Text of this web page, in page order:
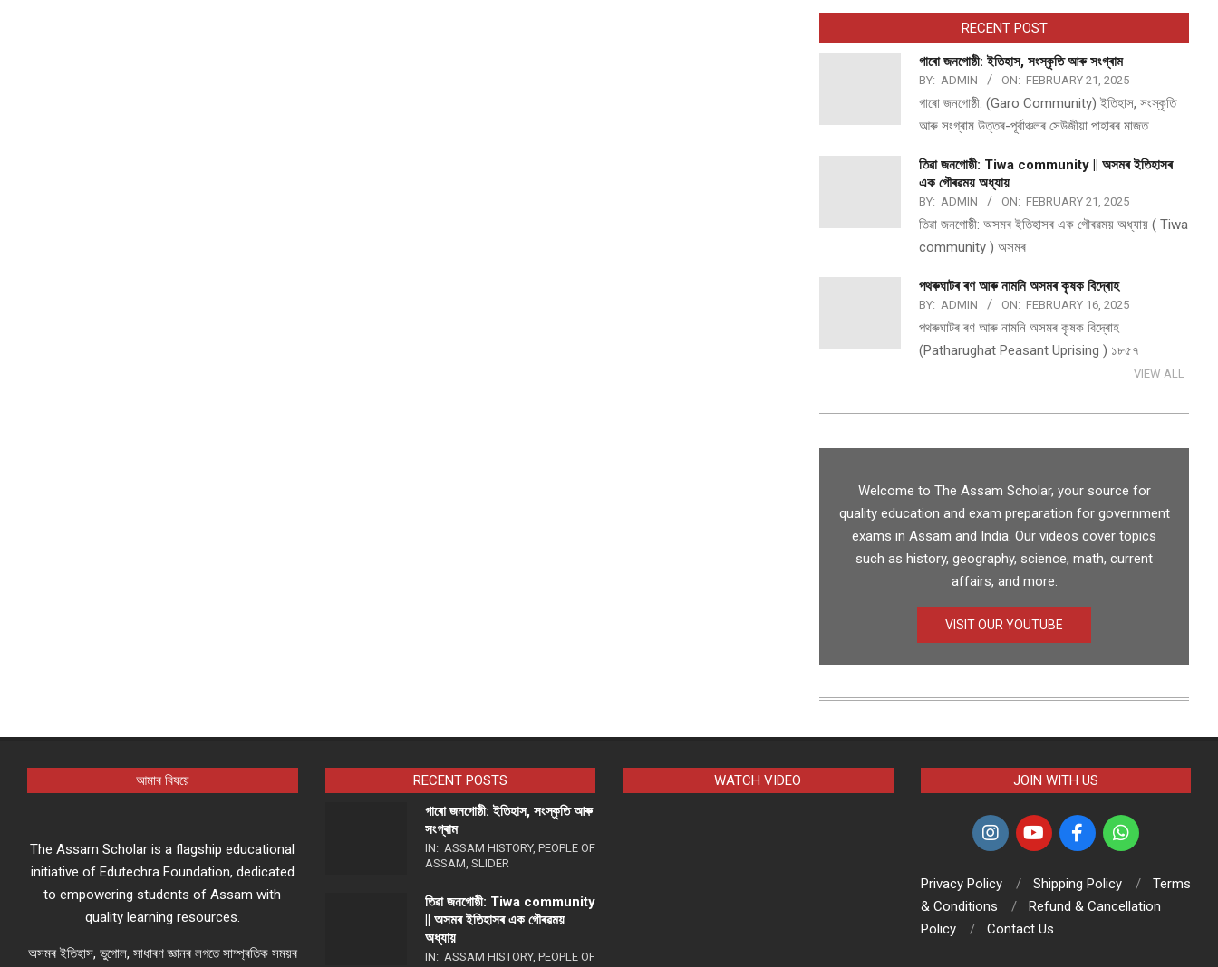
RECENT POST
গাৰো জনগোষ্ঠী: ইতিহাস, সংস্কৃতি আৰু সংগ্ৰাম
BY: ADMIN ON: FEBRUARY 21, 2025
গাৰো জনগোষ্ঠী: (Garo Community) ইতিহাস, সংস্কৃতি
আৰু সংগ্ৰাম উত্তৰ-পূৰ্বাঞ্চলৰ সেউজীয়া পাহাৰৰ মাজত
তিৱা জনগোষ্ঠী: Tiwa community || অসমৰ ইতিহাসৰ
এক গৌৰৱময় অধ্যায়
BY: ADMIN ON: FEBRUARY 21, 2025
তিৱা জনগোষ্ঠী: অসমৰ ইতিহাসৰ এক গৌৰৱময় অধ্যায় ( Tiwa
community ) অসমৰ
পথ​ৰুঘাট​ৰ ৰণ আৰু নামনি অসম​ৰ কৃষক বিদ্ৰোহ​
BY: ADMIN ON: FEBRUARY 16, 2025
পথ​ৰুঘাট​ৰ ৰণ আৰু নামনি অসম​ৰ কৃষক বিদ্ৰোহ​
(Patharughat Peasant Uprising ) ১৮৫৭
VIEW ALL
Welcome to The Assam Scholar, your source for
quality education and exam preparation for government
exams in Assam and India. Our videos cover topics
such as history, geography, science, math, current
affairs, and more.
VISIT OUR YOUTUBE
আমাৰ বিষয়ে
The Assam Scholar is a flagship educational
initiative of Edutechra Foundation, dedicated
to empowering students of Assam with
quality learning resources.
অসমৰ ইতিহাস, ভুগোল, সাধাৰণ জ্ঞানৰ লগতে সাম্প্ৰতিক সময়ৰ
RECENT POSTS
গাৰো জনগোষ্ঠী: ইতিহাস, সংস্কৃতি আৰু
সংগ্ৰাম
IN: ASSAM HISTORY, PEOPLE OF
ASSAM, SLIDER
তিৱা জনগোষ্ঠী: Tiwa community
|| অসমৰ ইতিহাসৰ এক গৌৰৱময়
অধ্যায়
IN: ASSAM HISTORY, PEOPLE OF
WATCH VIDEO JOIN WITH US
Privacy Policy Shipping Policy
Terms
& Conditions
Refund & Cancellation
Policy
Contact Us